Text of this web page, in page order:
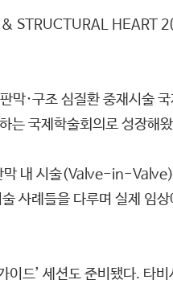
& STRUCTURAL
·구조 심질환 중재시술
는 국제학술회의로 성장해
막 내 시술(Valve-in-
례들을 다루며 실제 임상
드’ 세션도 준비됐다. 타